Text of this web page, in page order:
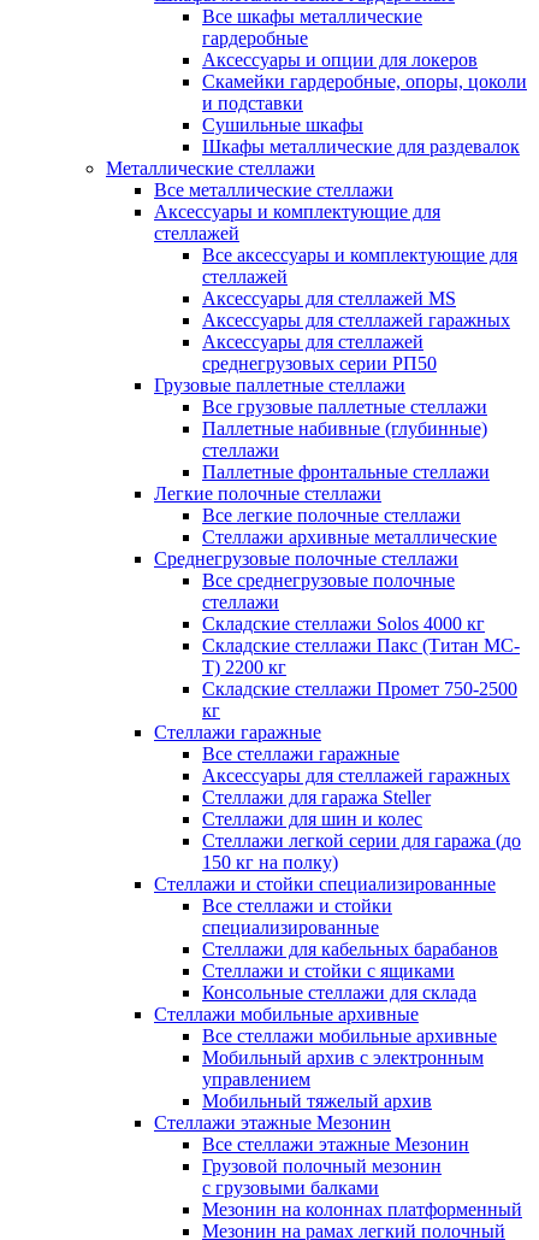
Все шкафы металлические
гардеробные
Аксессуары и опции для локеров
Скамейки гардеробные, опоры, цоколи
и подставки
Сушильные шкафы
Шкафы металлические для раздевалок
Металлические стеллажи
Все металлические стеллажи
Аксессуары и комплектующие для
стеллажей
Все аксессуары и комплектующие для
стеллажей
Аксессуары для стеллажей MS
Аксессуары для стеллажей гаражных
Аксессуары для стеллажей
среднегрузовых серии РП50
Грузовые паллетные стеллажи
Все грузовые паллетные стеллажи
Паллетные набивные (глубинные)
стеллажи
Паллетные фронтальные стеллажи
Легкие полочные стеллажи
Все легкие полочные стеллажи
Стеллажи архивные металлические
Среднегрузовые полочные стеллажи
Все среднегрузовые полочные
стеллажи
Складские стеллажи Solos 4000 кг
Складские стеллажи Пакс (Титан МС-
Т) 2200 кг
Складские стеллажи Промет 750-2500
кг
Стеллажи гаражные
Все стеллажи гаражные
Аксессуары для стеллажей гаражных
Стеллажи для гаража Steller
Стеллажи для шин и колес
Стеллажи легкой серии для гаража (до
150 кг на полку)
Стеллажи и стойки специализированные
Все стеллажи и стойки
специализированные
Стеллажи для кабельных барабанов
Стеллажи и стойки с ящиками
Консольные стеллажи для склада
Стеллажи мобильные архивные
Все стеллажи мобильные архивные
Мобильный архив с электронным
управлением
Мобильный тяжелый архив
Стеллажи этажные Мезонин
Все стеллажи этажные Мезонин
Грузовой полочный мезонин
с грузовыми балками
Мезонин на колоннах платформенный
Мезонин на рамах легкий полочный